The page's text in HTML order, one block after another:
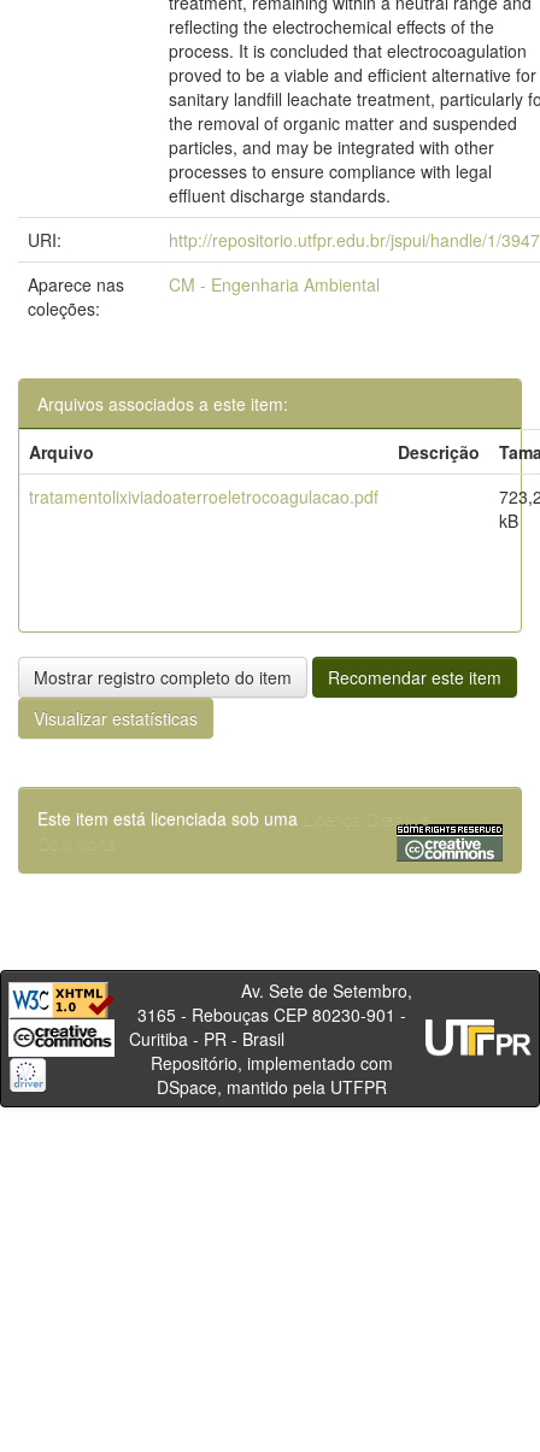
reflecting the electrochemical effects of the
process. It is concluded that electrocoagulation
proved to be a viable and efficient alternative for
sanitary landfill leachate treatment, particularly
the removal of organic matter and suspended
particles, and may be integrated with other
processes to ensure compliance with legal
effluent discharge standards.
URI:
http://repositorio.utfpr.edu.br/jspui/handle/1/
Aparece nas
coleções:
CM - Engenharia Ambiental
Arquivos associados a este item:
Arquivo
Descrição
tratamentolixiviadoaterroeletrocoagulacao.pdf
kB
Mostrar registro completo do item
Recomendar este item
Visualizar estatísticas
Este item está licenciada sob uma
Licença Creative
Commons
Av. Sete de Setembro,
3165 - Rebouças CEP 80230-901 -
Curitiba - PR - Brasil
Repositório, implementado com
DSpace, mantido pela UTFPR